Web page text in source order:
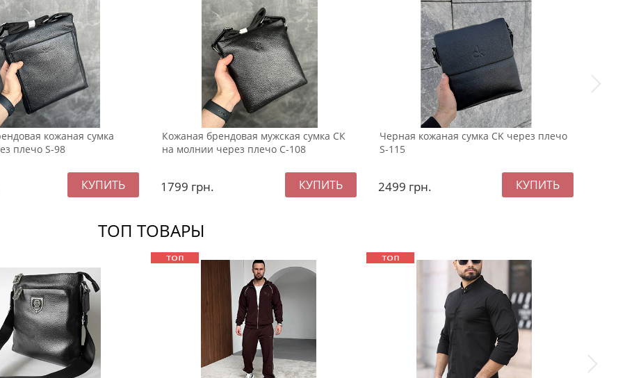
кожаная сумка
плечо S-98
Кожаная брендовая мужская сумка СК
на молнии через плечо С-108
1799 грн.
Черная кожаная сумка CK через плечо
S-115
2499 грн.
ТОП ТОВАРЫ